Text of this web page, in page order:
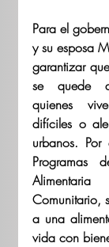
Para el
y su esposa
garantizar
se quede
quienes
difíciles o
urbanos.
Programas
Comunitario,
a una
vida con